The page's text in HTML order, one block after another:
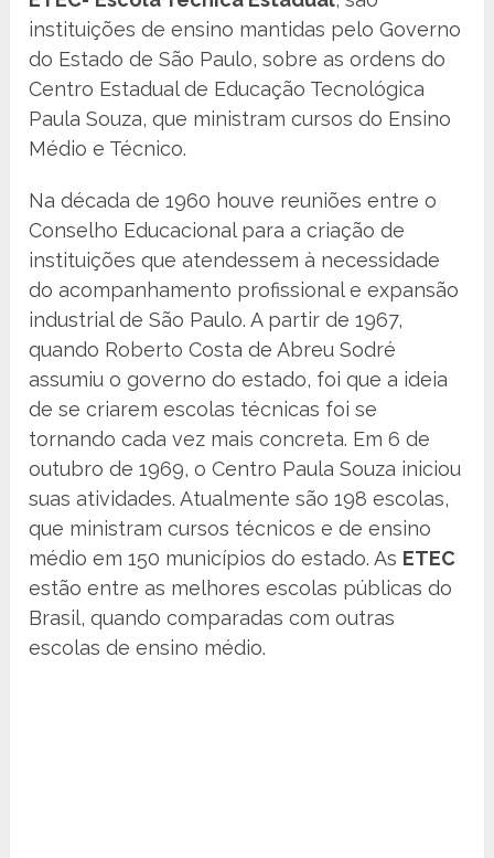
instituições de ensino mantidas pelo Governo
do Estado de São Paulo, sobre as ordens do
Centro Estadual de Educação Tecnológica
Paula Souza, que ministram cursos do Ensino
Médio e Técnico.
Na década de 1960 houve reuniões entre o
Conselho Educacional para a criação de
instituições que atendessem à necessidade
do acompanhamento profissional e expansão
industrial de São Paulo. A partir de 1967,
quando Roberto Costa de Abreu Sodré
assumiu o governo do estado, foi que a ideia
de se criarem escolas técnicas foi se
tornando cada vez mais concreta. Em 6 de
outubro de 1969, o Centro Paula Souza iniciou
suas atividades. Atualmente são 198 escolas,
que ministram cursos técnicos e de ensino
médio em 150 municípios do estado. As ETEC
estão entre as melhores escolas públicas do
Brasil, quando comparadas com outras
escolas de ensino médio.